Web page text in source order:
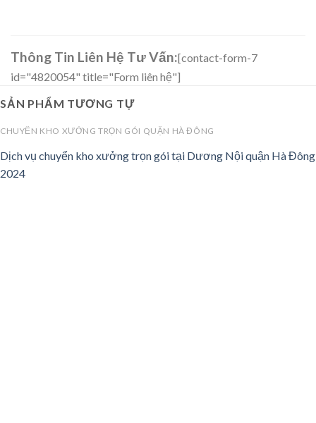
Thông Tin Liên Hệ Tư Vấn:[contact-form-7
id="4820054" title="Form liên hệ"]
SẢN PHẨM TƯƠNG TỰ
CHUYỂN KHO XƯỞNG TRỌN GÓI QUẬN HÀ ĐÔNG
Dịch vụ chuyển kho xưởng trọn gói tại Dương Nội quận Hà Đông
2024